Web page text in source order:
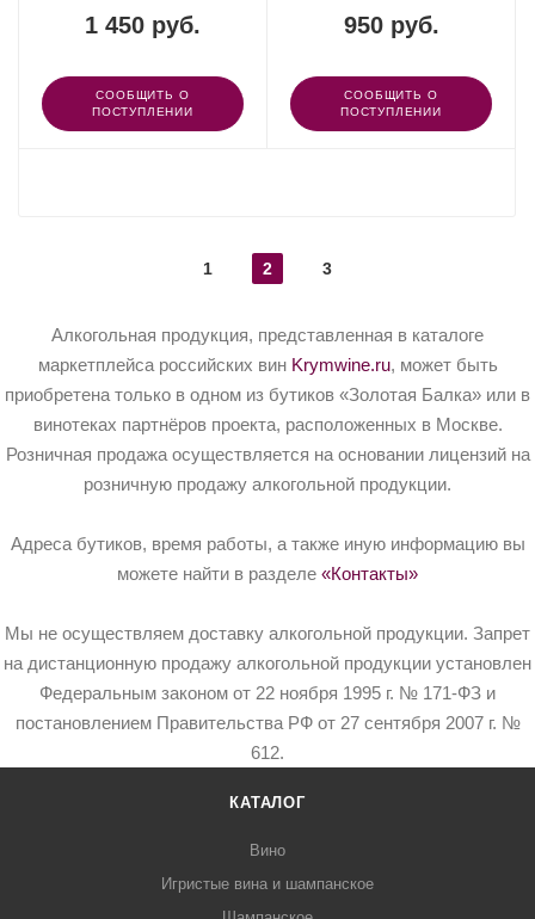
1 450 руб.
СООБЩИТЬ О
ПОСТУПЛЕНИИ
950 руб.
СООБЩИТЬ О
ПОСТУПЛЕНИИ
1 2 3
Алкогольная продукция, представленная в каталоге
маркетплейса российских вин Krymwine.ru, может быть
приобретена только в одном из бутиков «Золотая Балка» или в
винотеках партнёров проекта, расположенных в Москве.
Розничная продажа осуществляется на основании лицензий на
розничную продажу алкогольной продукции.
Адреса бутиков, время работы, а также иную информацию вы
можете найти в разделе «Контакты»
Мы не осуществляем доставку алкогольной продукции. Запрет
на дистанционную продажу алкогольной продукции установлен
Федеральным законом от 22 ноября 1995 г. № 171-ФЗ и
постановлением Правительства РФ от 27 сентября 2007 г. №
612.
КАТАЛОГ
Вино
Игристые вина и шампанское